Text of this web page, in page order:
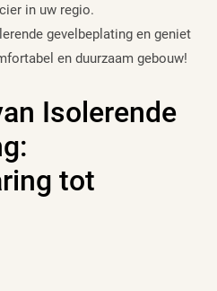
in uw regio.
gevelbeplating en geniet
en duurzaam gebouw!
Isolerende
tot